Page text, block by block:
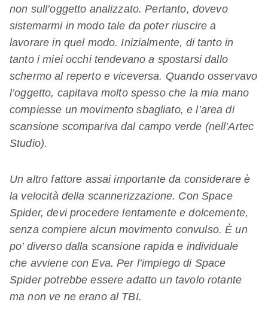
non sull’oggetto analizzato. Pertanto, dovevo
sistemarmi in modo tale da poter riuscire a
lavorare in quel modo. Inizialmente, di tanto in
tanto i miei occhi tendevano a spostarsi dallo
schermo al reperto e viceversa. Quando osservavo
l’oggetto, capitava molto spesso che la mia mano
compiesse un movimento sbagliato, e l’area di
scansione scompariva dal campo verde (nell’Artec
Studio).
Un altro fattore assai importante da considerare è
la velocità della scannerizzazione. Con Space
Spider, devi procedere lentamente e dolcemente,
senza compiere alcun movimento convulso.È un
po’ diverso dalla scansione rapida e individuale
che avviene con Eva. Per l’impiego di Space
Spider potrebbe essere adatto un tavolo rotante
ma non ve ne erano al TBI.